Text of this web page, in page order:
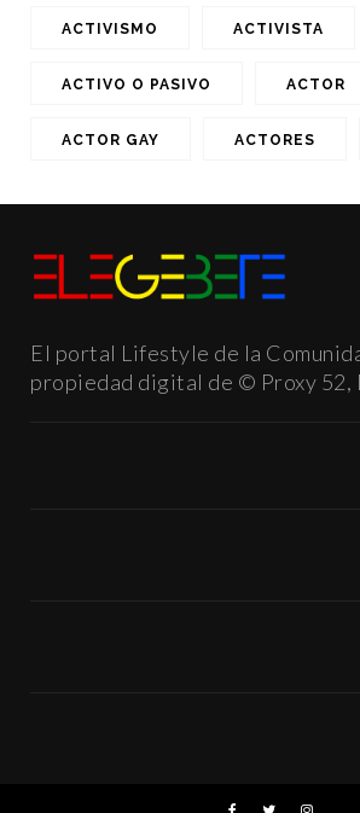
ACTIVISMO ACTIVISTA
ACTIVO O PASIVO ACTOR
ACTOR GAY ACTORES
El portal Lifestyle de la
propiedad digital de © Proxy 52,